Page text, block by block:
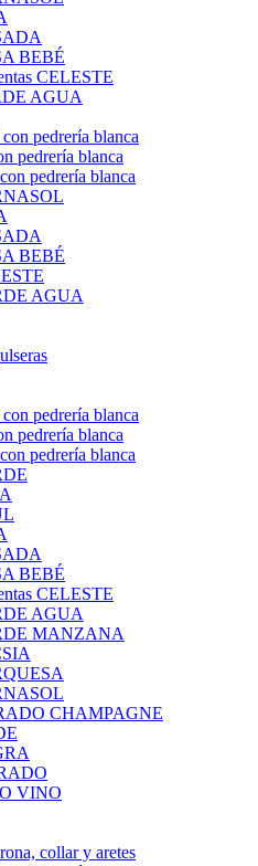
BEBÉ
CELESTE
AGUA
pedrería blanca
pedrería blanca
pedrería blanca
BEBÉ
AGUA
pedrería blanca
pedrería blanca
pedrería blanca
BEBÉ
CELESTE
AGUA
MANZANA
CHAMPAGNE
VINO
collar y aretes